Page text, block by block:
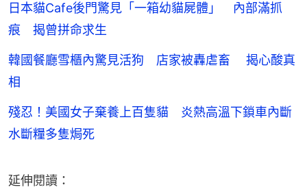
日本貓Cafe後門驚見「一箱幼貓屍體」 內部滿抓
痕 揭曾拼命求生
韓國餐廳雪櫃內驚見活狗 店家被轟虐畜 揭心酸真
相
殘忍！美國女子棄養上百隻貓 炎熱高溫下鎖車內斷
水斷糧多隻焗死
延伸閱讀：